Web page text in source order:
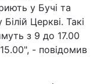
у Бучі та
Церкві. Такі
з 9 до 17.00
- повідомив